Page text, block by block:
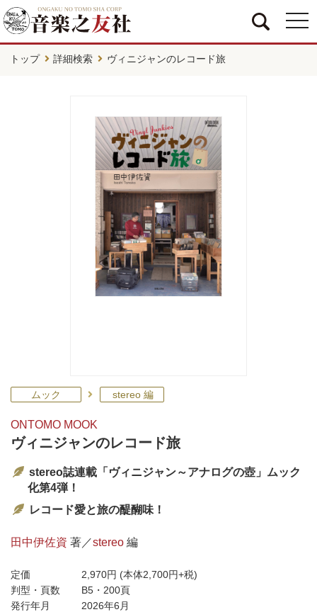
トップ 詳細検索 ヴィニジャンのレコード旅
ムック stereo 編
ONTOMO MOOK
ヴィニジャンのレコード旅
stereo誌連載「ヴィニジャン～アナログの壺」ムック
化第4弾！
レコード愛と旅の醍醐味！
田中伊佐資 著／stereo 編
定価 2,970円 (本体2,700円+税)
判型・頁数
B5・200頁
発行年月
2026年6月